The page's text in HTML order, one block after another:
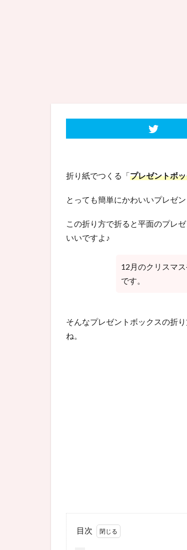
折り紙でつくる「プレゼントボ
とっても簡単にかわいいプレゼ
この折り方で折ると平面のプレ
いいですよ♪
12月のクリスマ
です。
そんなプレゼントボックスの折
ね。
目次